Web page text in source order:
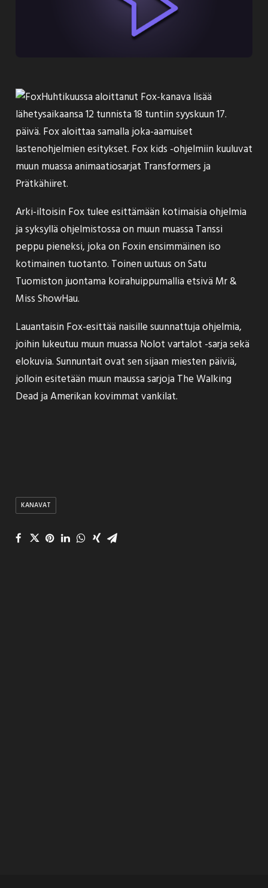
Huhtikuussa aloittanut Fox-kanava lisää
lähetysaikaansa 12 tunnista 18 tuntiin syyskuun 17.
päivä. Fox aloittaa samalla joka-aamuiset
lastenohjelmien esitykset. Fox kids -ohjelmiin kuuluvat
muun muassa animaatiosarjat Transformers ja
Prätkähiiret.
Arki-iltoisin Fox tulee esittämään kotimaisia ohjelmia
ja syksyllä ohjelmistossa on muun muassa Tanssi
peppu pieneksi, joka on Foxin ensimmäinen iso
kotimainen tuotanto. Toinen uutuus on Satu
Tuomiston juontama koirahuippumallia etsivä Mr &
Miss ShowHau.
Lauantaisin Fox-esittää naisille suunnattuja ohjelmia,
joihin lukeutuu muun muassa Nolot vartalot -sarja sekä
elokuvia. Sunnuntait ovat sen sijaan miesten päiviä,
jolloin esitetään muun maussa sarjoja The Walking
Dead ja Amerikan kovimmat vankilat.
KANAVAT